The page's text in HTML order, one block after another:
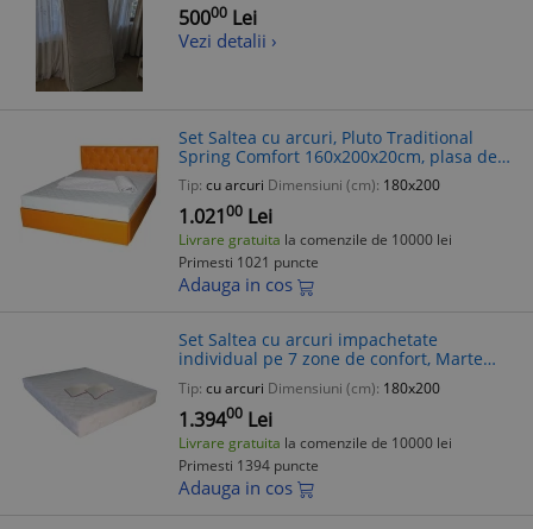
50000 Lei
Vezi detalii ›
Set Saltea cu arcuri, Pluto Traditional
Spring Comfort 160x200x20cm, plasa de
arcuri tip Bonell, husa detasabila tricot,
hipoalergenica, fermitate med
Tip: cu arcuri Dimensiuni (cm): 180x200
1.02100 Lei
Livrare gratuita la comenzile de 10000 lei
Primesti 1021 puncte
Adauga in cos
Set Saltea cu arcuri impachetate
individual pe 7 zone de confort, Marte
Pocket One 160x200x23cm, husa
detasabila, tricot aloe vera,
hipoalergenica, fe
Tip: cu arcuri Dimensiuni (cm): 180x200
1.39400 Lei
Livrare gratuita la comenzile de 10000 lei
Primesti 1394 puncte
Adauga in cos